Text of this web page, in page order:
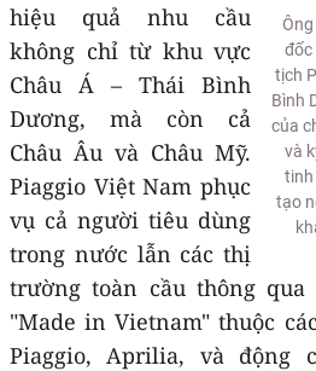
đốc
tịch
Bình
của
và
tinh
tạo
hiệu quả nhu cầu
không chỉ từ khu vực
Châu Á – Thái Bình
Dương, mà còn cả
Châu Âu và Châu Mỹ.
Piaggio Việt Nam phục
vụ cả người tiêu dùng
trong nước lẫn các thị
trường toàn cầu thông qua
"Made in Vietnam" thuộc
Piaggio, Aprilia, và động